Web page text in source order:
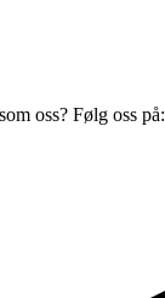
oss? Følg oss på: